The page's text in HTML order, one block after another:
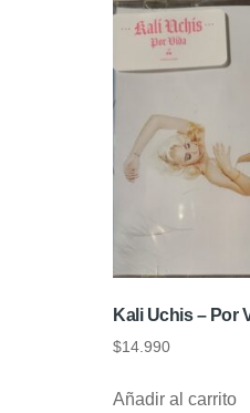
Kali Uchis – Por
$14.990
Añadir al carrito